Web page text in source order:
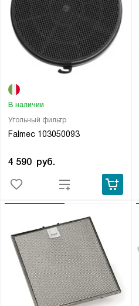
Угольный фильтр
Falmec 103050093
В наличии
4 590 руб.